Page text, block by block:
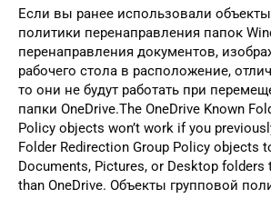
Если вы ранее использовали
политики перенаправления папок
перенаправления документов,
рабочего стола в расположение,
то они не будут работать при
папки OneDrive.The OneDrive Known
Policy objects won’t work if you
Folder Redirection Group Policy objects
Documents, Pictures, or Desktop
than OneDrive. Объекты групповой